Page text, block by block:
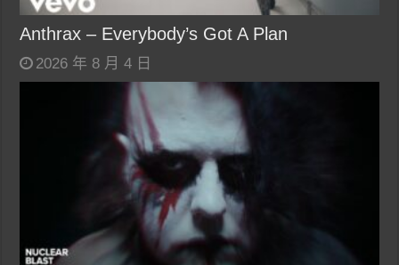
Anthrax – Everybody’s Got A Plan
2026 年 8 月 4 日